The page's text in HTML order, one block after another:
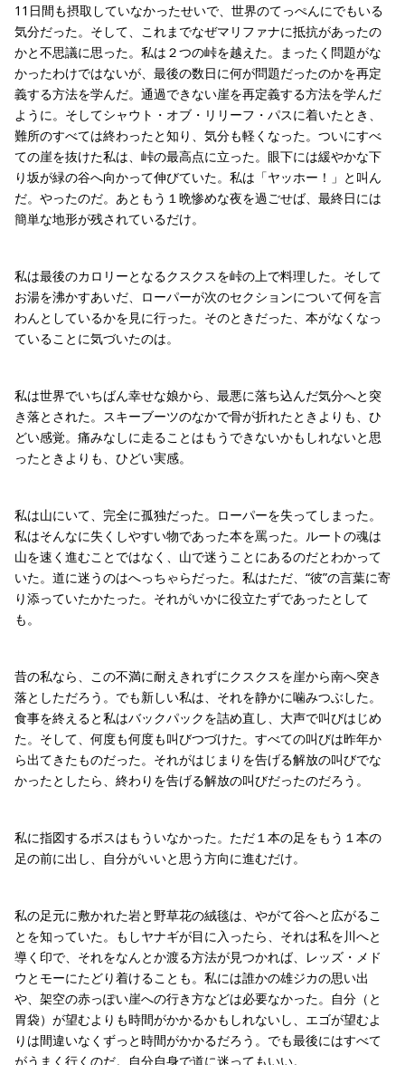
11日間も摂取していなかったせいで、世界のてっぺんにでもいる
気分だった。そして、これまでなぜマリファナに抵抗があったの
かと不思議に思った。私は２つの峠を越えた。まったく問題がな
かったわけではないが、最後の数日に何が問題だったのかを再定
義する方法を学んだ。通過できない崖を再定義する方法を学んだ
ように。そしてシャウト・オブ・リリーフ・パスに着いたとき、
難所のすべては終わったと知り、気分も軽くなった。ついにすべ
ての崖を抜けた私は、峠の最高点に立った。眼下には緩やかな下
り坂が緑の谷へ向かって伸びていた。私は「ヤッホー！」と叫ん
だ。やったのだ。あともう１晩惨めな夜を過ごせば、最終日には
簡単な地形が残されているだけ。
私は最後のカロリーとなるクスクスを峠の上で料理した。そして
お湯を沸かすあいだ、ローパーが次のセクションについて何を言
わんとしているかを見に行った。そのときだった、本がなくなっ
ていることに気づいたのは。
私は世界でいちばん幸せな娘から、最悪に落ち込んだ気分へと突
き落とされた。スキーブーツのなかで骨が折れたときよりも、ひ
どい感覚。痛みなしに走ることはもうできないかもしれないと思
ったときよりも、ひどい実感。
私は山にいて、完全に孤独だった。ローパーを失ってしまった。
私はそんなに失くしやすい物であった本を罵った。ルートの魂は
山を速く進むことではなく、山で迷うことにあるのだとわかって
いた。道に迷うのはへっちゃらだった。私はただ、“彼”の言葉に寄
り添っていたかたった。それがいかに役立たずであったとして
も。
昔の私なら、この不満に耐えきれずにクスクスを崖から南へ突き
落としただろう。でも新しい私は、それを静かに噛みつぶした。
食事を終えると私はバックパックを詰め直し、大声で叫びはじめ
た。そして、何度も何度も叫びつづけた。すべての叫びは昨年か
ら出てきたものだった。それがはじまりを告げる解放の叫びでな
かったとしたら、終わりを告げる解放の叫びだったのだろう。
私に指図するボスはもういなかった。ただ１本の足をもう１本の
足の前に出し、自分がいいと思う方向に進むだけ。
私の足元に敷かれた岩と野草花の絨毯は、やがて谷へと広がるこ
とを知っていた。もしヤナギが目に入ったら、それは私を川へと
導く印で、それをなんとか渡る方法が見つかれば、レッズ・メド
ウとモーにたどり着けることも。私には誰かの雄ジカの思い出
や、架空の赤っぽい崖への行き方などは必要なかった。自分（と
胃袋）が望むよりも時間がかかるかもしれないし、エゴが望むよ
りは間違いなくずっと時間がかかるだろう。でも最後にはすべて
がうまく行くのだ。自分自身で道に迷ってもいい。